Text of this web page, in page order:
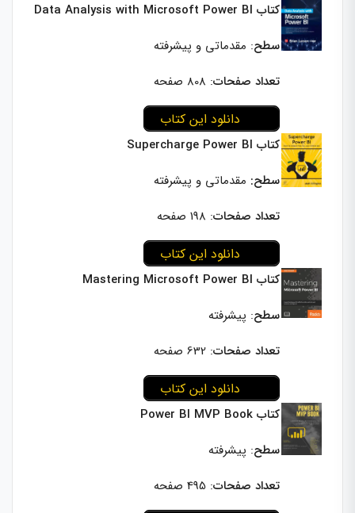
کتاب Data Analysis with Microsoft Power BI
سطح: مقدماتی و پیشرفته
تعداد صفحات: 808 صفحه
دانلود این کتاب
کتاب Supercharge Power BI
سطح: مقدماتی و پیشرفته
تعداد صفحات: 198 صفحه
دانلود این کتاب
کتاب Mastering Microsoft Power BI
سطح: پیشرفته
تعداد صفحات: 632 صفحه
دانلود این کتاب
کتاب Power BI MVP Book
سطح: پیشرفته
تعداد صفحات: 495 صفحه